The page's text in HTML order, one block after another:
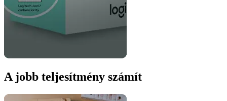
A jobb teljesítmény számít